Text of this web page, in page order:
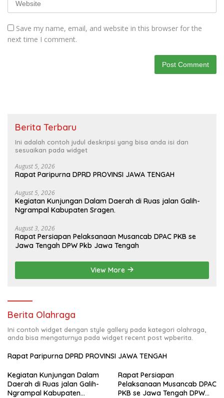
Save my name, email, and website in this browser for the
next time I comment.
Berita Terbaru
Ini adalah contoh judul deskripsi yang bisa anda isi dan
sesuaikan pada widget
August 5, 2026
Rapat Paripurna DPRD PROVINSI JAWA TENGAH
August 5, 2026
Kegiatan Kunjungan Dalam Daerah di Ruas jalan Galih-
Ngrampal Kabupaten Sragen.
August 3, 2026
Rapat Persiapan Pelaksanaan Musancab DPAC PKB se
Jawa Tengah DPW Pkb Jawa Tengah
View More
Berita Olahraga
Ini contoh widget dengan style gallery pada kategori olahraga,
anda bisa mengaturnya pada widget recent post wpberita.
Rapat Paripurna DPRD PROVINSI JAWA TENGAH
Kegiatan Kunjungan Dalam
Daerah di Ruas jalan Galih-
Ngrampal Kabupaten
Rapat Persiapan
Pelaksanaan Musancab DPAC
PKB se Jawa Tengah DPW